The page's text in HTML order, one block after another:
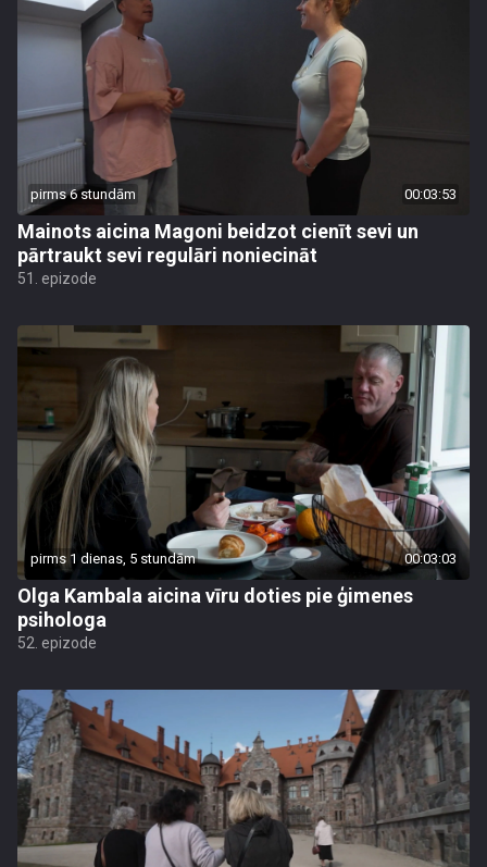
pirms 6 stundām 00:03:53
Mainots aicina Magoni beidzot cienīt sevi un
pārtraukt sevi regulāri noniecināt
51. epizode
pirms 1 dienas, 5 stundām 00:03:03
Olga Kambala aicina vīru doties pie ģimenes
psihologa
52. epizode